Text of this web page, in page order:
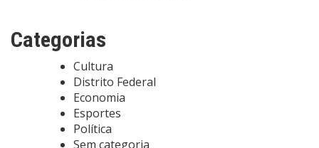
Categorias
Cultura
Distrito Federal
Economia
Esportes
Política
Sem categoria